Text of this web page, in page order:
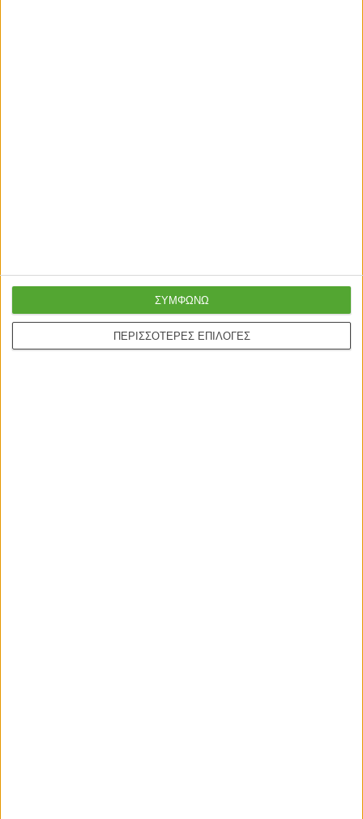
ΠΕΡΙΣΣΟΤΕΡΕΣ ΕΠΙΛΟΓΕΣ
ΣΥΜΦΩΝΩ